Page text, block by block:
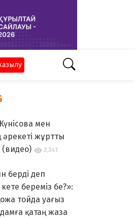
мен
әрекеті жұртты
(видео)
2,341
берді деп
береміз бе?»:
тойда уағыз
қатаң жаза